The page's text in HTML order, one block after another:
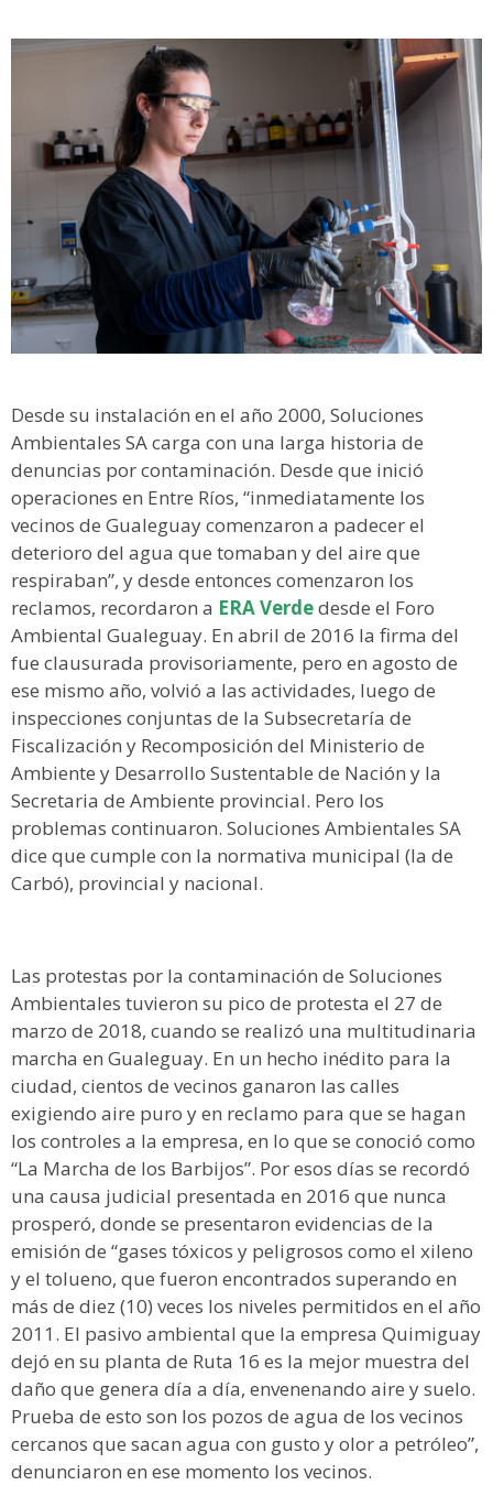
Desde su instalación en el año 2000, Soluciones
Ambientales SA carga con una larga historia de
denuncias por contaminación. Desde que inició
operaciones en Entre Ríos, “inmediatamente los
vecinos de Gualeguay comenzaron a padecer el
deterioro del agua que tomaban y del aire que
respiraban”, y desde entonces comenzaron los
reclamos, recordaron a ERA Verdedesde el Foro
Ambiental Gualeguay. En abril de 2016 la firma del
fue clausurada provisoriamente, pero en agosto de
ese mismo año, volvió a las actividades, luego de
inspecciones conjuntas de la Subsecretaría de
Fiscalización y Recomposición del Ministerio de
Ambiente y Desarrollo Sustentable de Nación y la
Secretaria de Ambiente provincial. Pero los
problemas continuaron. Soluciones Ambientales SA
dice que cumple con la normativa municipal (la de
Carbó), provincial y nacional.
Las protestas por la contaminación de Soluciones
Ambientales tuvieron su pico de protesta el 27 de
marzo de 2018, cuando se realizó una multitudinaria
marcha en Gualeguay. En un hecho inédito para la
ciudad, cientos de vecinos ganaron las calles
exigiendo aire puro y en reclamo para que se hagan
los controles a la empresa, en lo que se conoció como
“La Marcha de los Barbijos”. Por esos días se recordó
una causa judicial presentada en 2016 que nunca
prosperó, donde se presentaron evidencias de la
emisión de “gases tóxicos y peligrosos como el xileno
y el tolueno, que fueron encontrados superando en
más de diez (10) veces los niveles permitidos en el año
2011. El pasivo ambiental que la empresa Quimiguay
dejó en su planta de Ruta 16 es la mejor muestra del
daño que genera día a día, envenenando aire y suelo.
Prueba de esto son los pozos de agua de los vecinos
cercanos que sacan agua con gusto y olor a petróleo”,
denunciaron en ese momento los vecinos.